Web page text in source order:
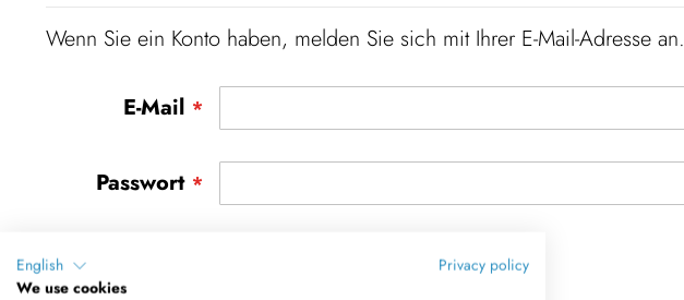
Wenn Sie ein Konto haben, melden Sie sich mit Ihrer E-Mail-Adresse an.
E-Mail
Passwort
English
Privacy policy
We use cookies